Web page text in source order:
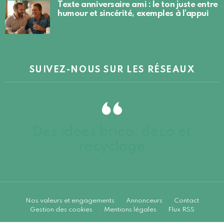
Texte anniversaire ami : le ton juste entre
humour et sincérité, exemples à l’appui
SUIVEZ-NOUS SUR LES RÉSEAUX
Nos valeurs et engagements Annonceurs
Contact
Gestion des cookies
Mentions légales Flux RSS